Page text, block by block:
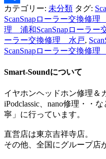
共
有
カテゴリー: 未分類 タグ:
ScanSnapローラー交換修
理 浦和ScanSnapローラー
ーラー交換修理 水戸,
ScanSnapローラー交換修
Smart-Soundについて
イヤホンヘッドホン修理＆
iPodclassic、nano修理・・
寧」に行っています。
直営店は東京吉祥寺店。
その他、全国にグループ店